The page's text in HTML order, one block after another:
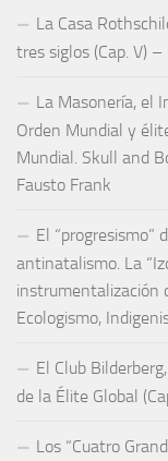
La Casa
tres siglos (Cap. V)
La Masonería, el
Orden Mundial y
Mundial. Skull and
Fausto Frank
El “progresismo”
antinatalismo. La
instrumentalización
Ecologismo,
El Club
de la Élite Global
Los “Cuatro